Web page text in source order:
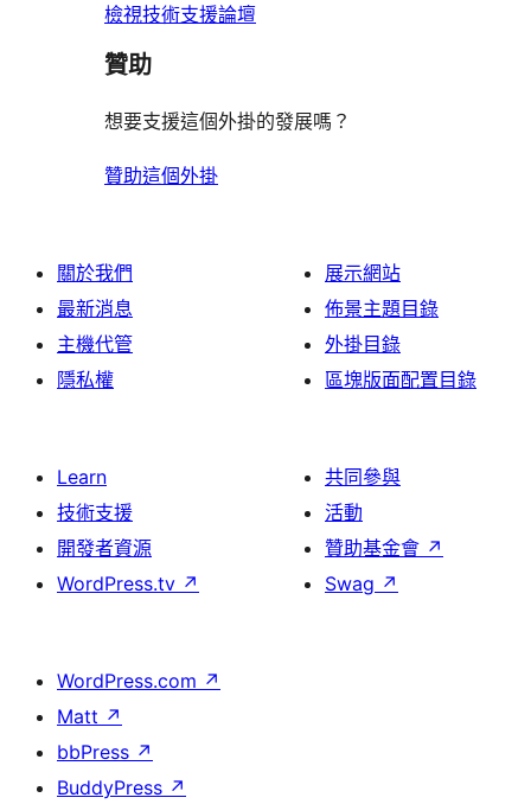
檢視技術支援論壇
贊助
想要支援這個外掛的發展嗎？
贊助這個外掛
關於我們
最新消息
主機代管
隱私權
展示網站
佈景主題目錄
外掛目錄
區塊版面配置目錄
Learn
技術支援
開發者資源
WordPress.tv ↗
共同參與
活動
贊助基金會 ↗
Swag ↗
WordPress.com ↗
Matt ↗
bbPress ↗
BuddyPress ↗